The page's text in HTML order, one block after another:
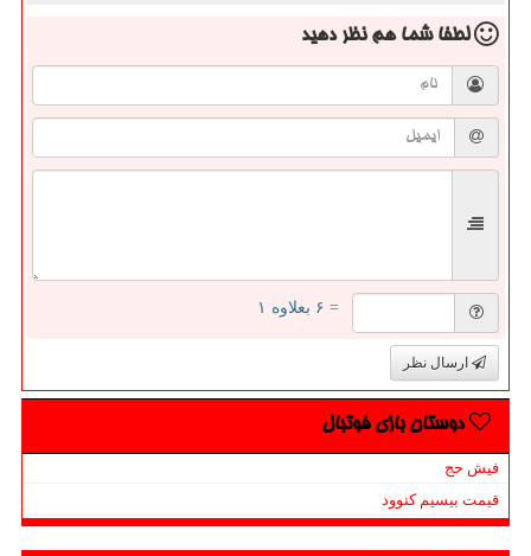
لطفا شما همنظر دهید
= ۶ بعلاوه ۱
ارسال نظر
دوستان بازی فوتبال
فیش حج
قیمت بیسیم کنوود